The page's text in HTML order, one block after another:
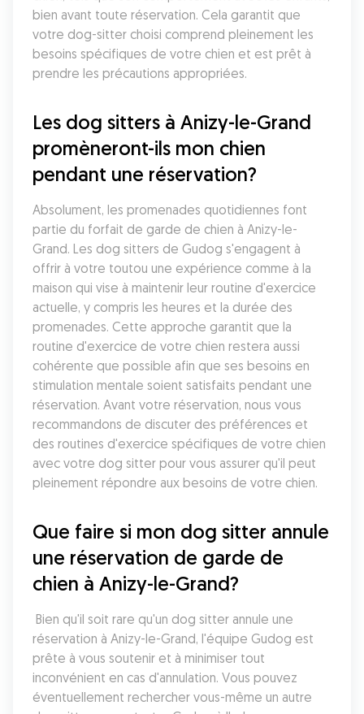
bien avant toute réservation. Cela garantit que
votre dog-sitter choisi comprend pleinement les
besoins spécifiques de votre chien et est prêt à
prendre les précautions appropriées.
Les dog sitters à Anizy-le-Grand
promèneront-ils mon chien
pendant une réservation?
Absolument, les promenades quotidiennes font
partie du forfait de garde de chien à Anizy-le-
Grand. Les dog sitters de Gudog s'engagent à
offrir à votre toutou une expérience comme à la
maison qui vise à maintenir leur routine d'exercice
actuelle, y compris les heures et la durée des
promenades. Cette approche garantit que la
routine d'exercice de votre chien restera aussi
cohérente que possible afin que ses besoins en
stimulation mentale soient satisfaits pendant une
réservation. Avant votre réservation, nous vous
recommandons de discuter des préférences et
des routines d'exercice spécifiques de votre chien
avec votre dog sitter pour vous assurer qu'il peut
pleinement répondre aux besoins de votre chien.
Que faire si mon dog sitter annule
une réservation de garde de
chien à Anizy-le-Grand?
réservation à Anizy-le-Grand, l'équipe Gudog est
prête à vous soutenir et à minimiser tout
inconvénient en cas d'annulation. Vous pouvez
éventuellement rechercher vous-même un autre